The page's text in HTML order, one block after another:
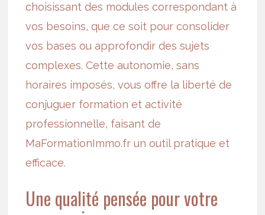
choisissant des modules correspondant à
vos besoins, que ce soit pour consolider
vos bases ou approfondir des sujets
complexes. Cette autonomie, sans
horaires imposés, vous offre la liberté de
conjuguer formation et activité
professionnelle, faisant de
MaFormationImmo.fr un outil pratique et
efficace.
Une qualité pensée pour votre